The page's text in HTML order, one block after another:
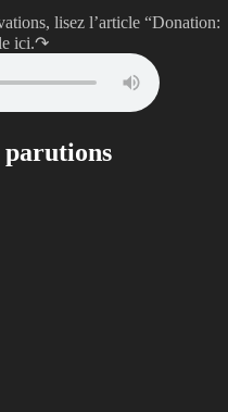
lisez l’article “Donation:
ici.↷
parutions